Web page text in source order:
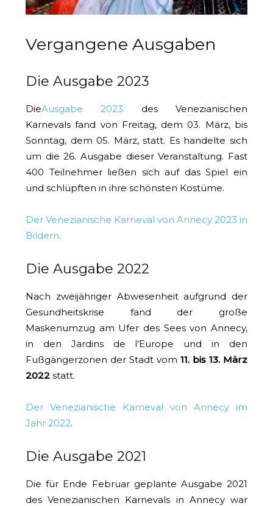
Vergangene Ausgaben
Die Ausgabe 2023
DieAusgabe 2023 des Venezianischen
Karnevals fand von Freitag, dem 03. März, bis
Sonntag, dem 05. März, statt. Es handelte sich
um die 26. Ausgabe dieser Veranstaltung. Fast
400 Teilnehmer ließen sich auf das Spiel ein
und schlüpften in ihre schönsten Kostüme.
Der Venezianische Karneval von Annecy 2023 in
Bildern.
Die Ausgabe 2022
Nach zweijähriger Abwesenheit aufgrund der
Gesundheitskrise fand der große
Maskenumzug am Ufer des Sees von Annecy,
in den Jardins de l’Europe und in den
Fußgängerzonen der Stadt vom 11. bis 13. März
2022 statt.
Der Venezianische Karneval von Annecy im
Jahr 2022.
Die Ausgabe 2021
Die für Ende Februar geplante Ausgabe 2021
des Venezianischen Karnevals in Annecy war